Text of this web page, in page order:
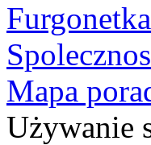
Mapa
Używanie